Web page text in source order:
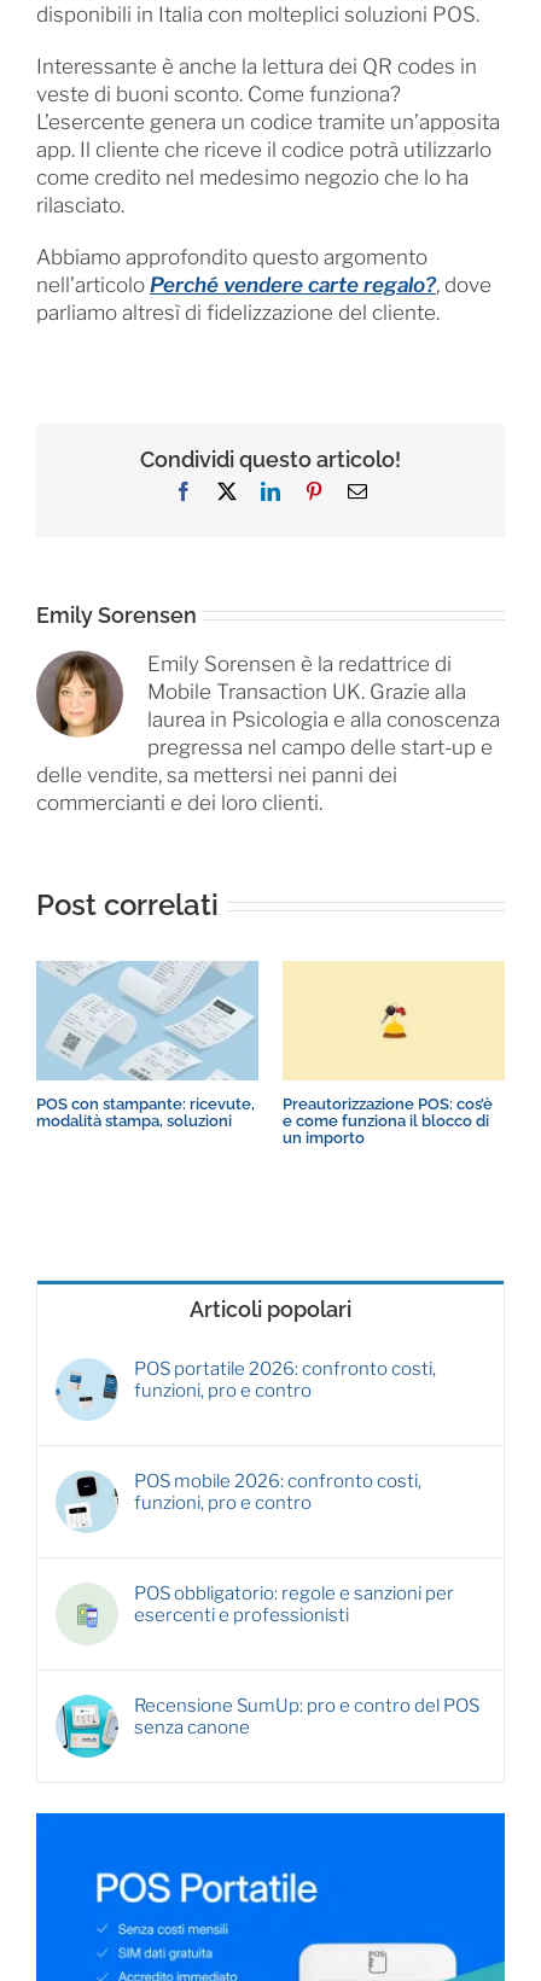
disponibili in Italia con molteplici soluzioni POS.
Interessante è anche la lettura dei QR codes in
veste di buoni sconto. Come funziona?
L’esercente genera un codice tramite un’apposita
app. Il cliente che riceve il codice potrà utilizzarlo
come credito nel medesimo negozio che lo ha
rilasciato.
Abbiamo approfondito questo argomento
nell’articolo Perché vendere carte regalo?, dove
parliamo altresì di fidelizzazione del cliente.
Condividi questo articolo!
Facebook LinkedInPinterestEmail
Emily Sorensen
Emily Sorensen è la redattrice di
Mobile Transaction UK. Grazie alla
laurea in Psicologia e alla conoscenza
pregressa nel campo delle start-up e
delle vendite, sa mettersi nei panni dei
commercianti e dei loro clienti.
Post correlati
POS con stampante: ricevute,
modalità stampa, soluzioni
Preautorizzazione POS: cos’è
e come funziona il blocco di
un importo
Articoli popolari
POS portatile 2026: confronto costi,
funzioni, pro e contro
POS mobile 2026: confronto costi,
funzioni, pro e contro
POS obbligatorio: regole e sanzioni per
esercenti e professionisti
Recensione SumUp: pro e contro del POS
senza canone